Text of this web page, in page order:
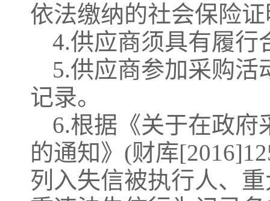
依法缴纳的社会保险
4.供应商须具有履行
5.供应商参加采购
记录。
6.根据《关于在政府
的通知》(财库
列入失信被执行人、